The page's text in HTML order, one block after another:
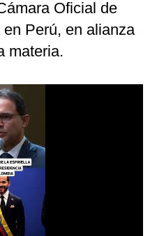
Oficial de
Perú, en alianza
materia.